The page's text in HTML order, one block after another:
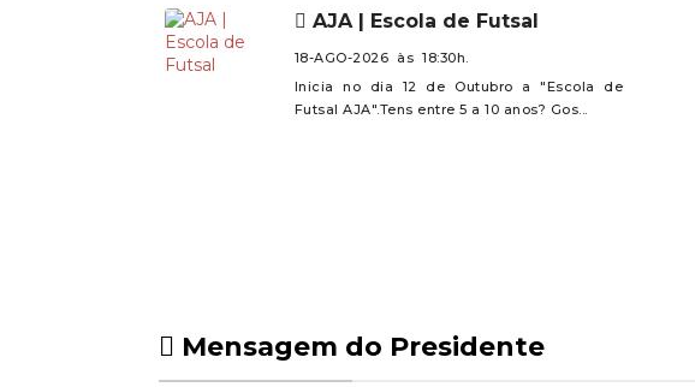
AJA | Escola de Futsal
18-AGO-2026 às 18:30h.
Inicia no dia 12 de Outubro a "Escola de
Futsal AJA".Tens entre 5 a 10 anos? Gos...
Mensagem do Presidente